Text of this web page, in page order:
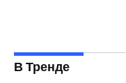
В Тренде